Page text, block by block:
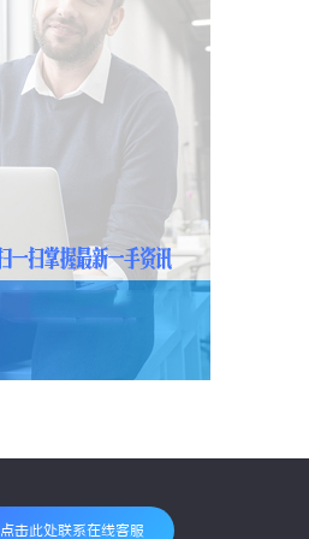
点击此处联系在线客服